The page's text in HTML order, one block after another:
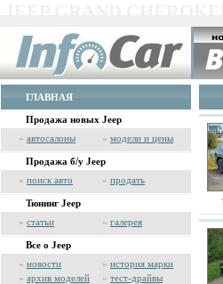
ГЛАВНАЯ
Продажа новых Jeep
» автосалоны » модели и цены
Продажа б/у Jeep
» поиск авто » продать
Тюнинг Jeep
» статьи » галерея
Все о Jeep
» новости » история марки
» архив моделей » тест-драйвы